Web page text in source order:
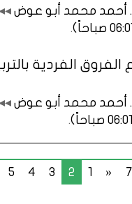
د. أحمد محمد أبو عوض
.
الفروق الفردية
د. أحمد محمد أبو عوض
.
«
1
2
3
4
5